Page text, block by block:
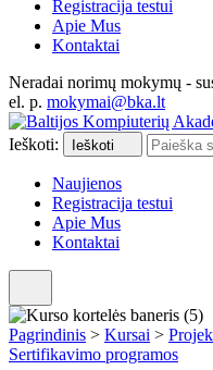
Registracija testui
Apie Mus
Kontaktai
Neradai norimų mokymų -
el. p. mokymai@bka.lt
Ieškoti: Ieškoti
Naujienos
Registracija testui
Apie Mus
Kontaktai
Pagrindinis > Kursai >
Sertifikavimo programos